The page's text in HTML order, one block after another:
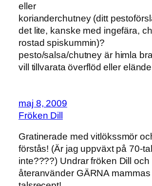
eller
korianderchutney (ditt
det lite, kanske med ingefära,
rostad spiskummin)?
pesto/salsa/chutney är himla
vill tillvarata överflöd eller elände
maj 8, 2009
Fröken Dill
Gratinerade med vitlökssmör
förstås! (Är jag uppväxt på 70-
inte????) Undrar fröken Dill och
återanvänder GÄRNA